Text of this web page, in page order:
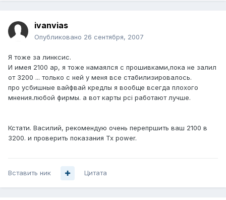
ivanvias
Опубликовано 26 сентября, 2007
Я тоже за линксис.
И имея 2100 ар, я тоже намаялся с прошивками,пока не залил
от 3200 ... только с ней у меня все стабилизировалось.
про усбишные вайфвай кредлы я вообще всегда плохого
мнения.любой фирмы. а вот карты pci работают лучше.
Кстати. Василий, рекомендую очень перепршить ваш 2100 в
3200. и проверить показания Tx power.
Вставить ник Цитата